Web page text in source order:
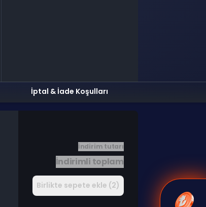
İptal & İade Koşulları
İndirim tutarı
İndirimli toplam
Birlikte sepete ekle (2)